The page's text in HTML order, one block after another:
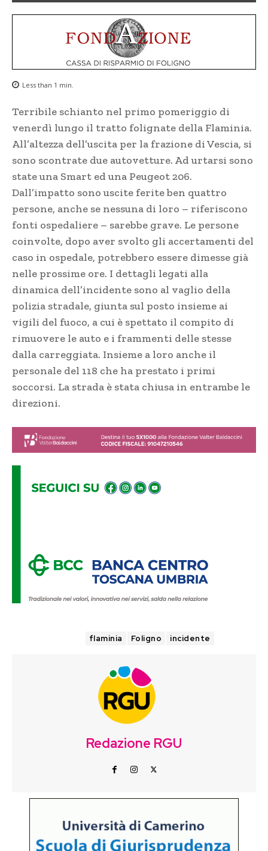
Less than 1 min.
Terribile schianto nel primo pomeriggio di
venerdì lungo il tratto folignate della Flaminia.
All’altezza dell’uscita per la frazione di Vescia, si
sono scontrate due autovetture. Ad urtarsi sono
state una Smart ed una Peugeot 206.
Dall’impatto sono uscite ferite ben quattro
persone, anche se nessuna di loro – riferiscono
fonti ospedaliere – sarebbe grave. Le persone
coinvolte, dopo aver svolto gli accertamenti del
caso in ospedale, potrebbero essere dimesse già
nelle prossime ore. I dettagli legati alla
dinamica dell’incidente sono al vaglio della
polizia stradale, giunta sul posto insieme ai
vigili del fuoco, a cui è spettato il compito di
rimuovere le auto e i frammenti delle stesse
dalla carreggiata. Insieme a loro anche il
personale del 118 che ha prestato i primi
soccorsi. La strada è stata chiusa in entrambe le
direzioni.
flaminia Foligno incidente
Redazione RGU